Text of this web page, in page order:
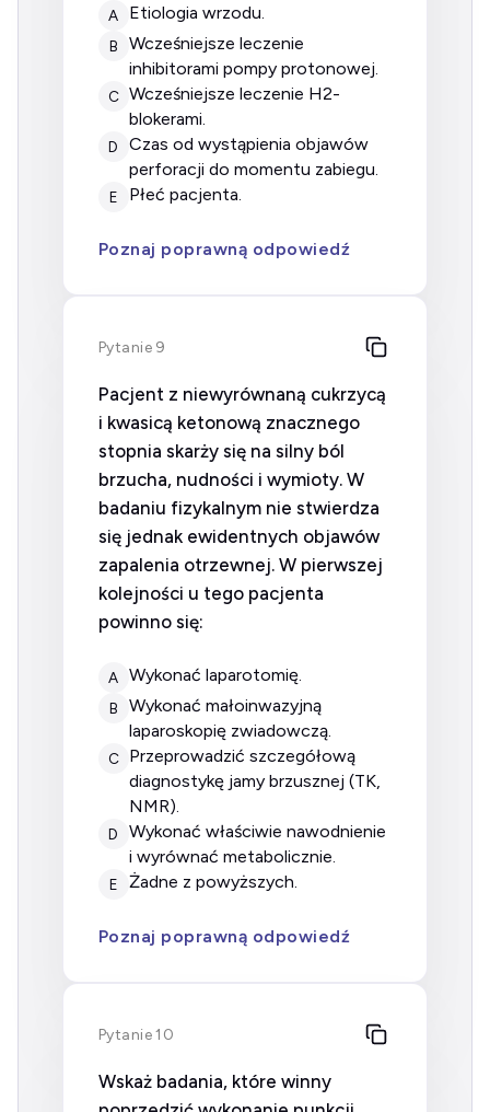
A etiologia wrzodu.
B
wcześniejsze leczenie
inhibitorami pompy protonowej.
C wcześniejsze leczenie H2-
blokerami.
D
czas od wystąpienia objawów
perforacji do momentu zabiegu.
E płeć pacjenta.
Poznaj poprawną odpowiedź
Pytanie 9
Pacjent z niewyrównaną cukrzycą
i kwasicą ketonową znacznego
stopnia skarży się na silny ból
brzucha, nudności i wymioty. W
badaniu fizykalnym nie stwierdza
się jednak ewidentnych objawów
zapalenia otrzewnej. W pierwszej
kolejności u tego pacjenta
powinno się:
A wykonać laparotomię.
B
wykonać małoinwazyjną
laparoskopię zwiadowczą.
C
przeprowadzić szczegółową
diagnostykę jamy brzusznej (TK,
NMR).
D
wykonać właściwie nawodnienie
i wyrównać metabolicznie.
E żadne z powyższych.
Poznaj poprawną odpowiedź
Pytanie 10
Wskaż badania, które winny